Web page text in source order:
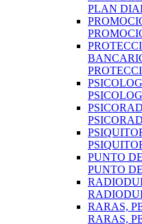
PLAN
PUNTO
PUNTO
RARAS,
RARAS,